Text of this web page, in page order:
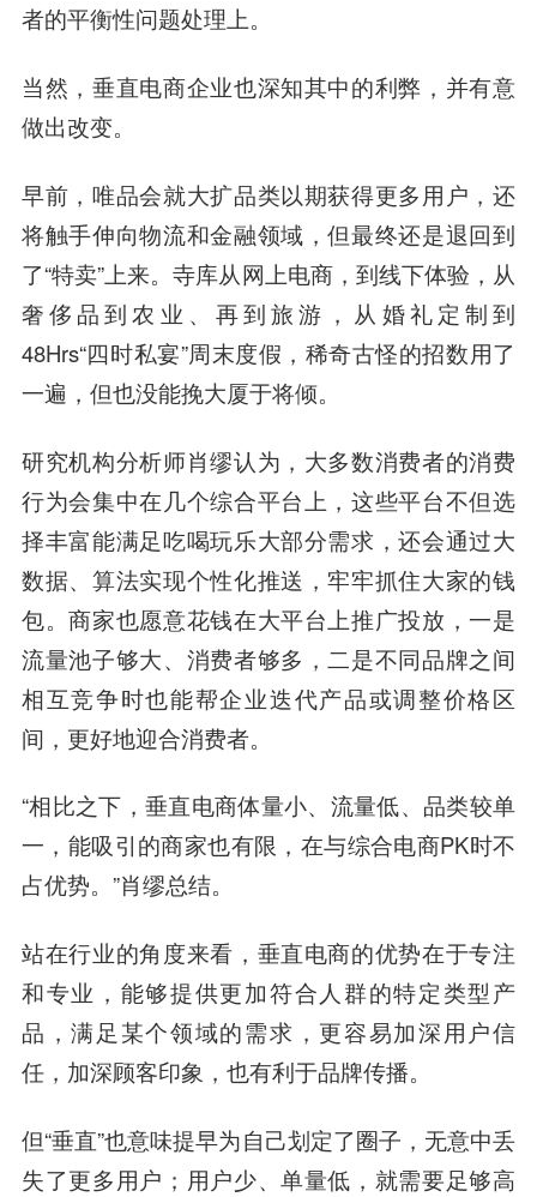
者的平衡性问题处理上。
当然，垂直电商企业也深知其中的利弊，并有意
做出改变。
早前，唯品会就大扩品类以期获得更多用户，还
将触手伸向物流和金融领域，但最终还是退回到
了“特卖”上来。寺库从网上电商，到线下体验，从
奢侈品到农业、再到旅游，从婚礼定制到
48Hrs“四时私宴”周末度假，稀奇古怪的招数用了
一遍，但也没能挽大厦于将倾。
研究机构分析师肖缪认为，大多数消费者的消费
行为会集中在几个综合平台上，这些平台不但选
择丰富能满足吃喝玩乐大部分需求，还会通过大
数据、算法实现个性化推送，牢牢抓住大家的钱
包。商家也愿意花钱在大平台上推广投放，一是
流量池子够大、消费者够多，二是不同品牌之间
相互竞争时也能帮企业迭代产品或调整价格区
间，更好地迎合消费者。
“相比之下，垂直电商体量小、流量低、品类较单
一，能吸引的商家也有限，在与综合电商PK时不
占优势。”肖缪总结。
站在行业的角度来看，垂直电商的优势在于专注
和专业，能够提供更加符合人群的特定类型产
品，满足某个领域的需求，更容易加深用户信
任，加深顾客印象，也有利于品牌传播。
但“垂直”也意味提早为自己划定了圈子，无意中丢
失了更多用户；用户少、单量低，就需要足够高